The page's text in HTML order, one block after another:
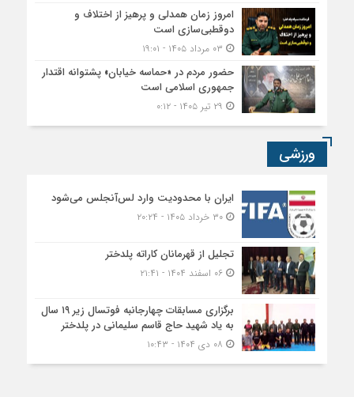
امروز زمان همدلی و پرهیز از اختلاف و
دوقطبی‌سازی است
حضور مردم در «حماسه خیابان» پشتوانه اقتدار
جمهوری اسلامی است
ورزشی
ایران با محدودیت وارد لس‌آنجلس می‌شود
۳۰ خرداد ۱۴۰۵ - ۲۰:۲۴
تجلیل از قهرمانان کاراته پلدختر
۰۶ اسفند ۱۴۰۴ - ۲۱:۴۱
برگزاری مسابقات چهارجانبه فوتسال زیر ۱۹ سال
به یاد شهید حاج قاسم سلیمانی در پلدختر